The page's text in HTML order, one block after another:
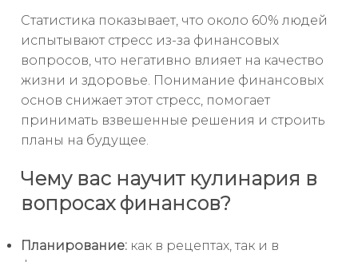
Статистика показывает, что около 60% людей
испытывают стресс из-за финансовых
вопросов, что негативно влияет на качество
жизни и здоровье. Понимание финансовых
основ снижает этот стресс, помогает
принимать взвешенные решения и строить
планы на будущее.
Чему вас научит кулинария в
вопросах финансов?
Планирование: как в рецептах, так и в